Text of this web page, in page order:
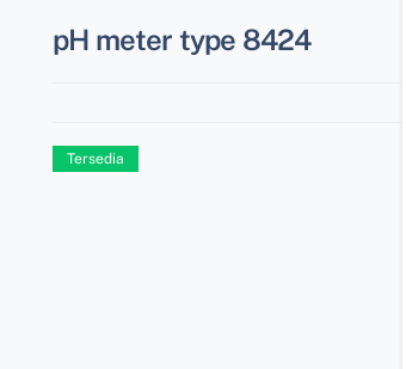
pH meter type 8424
Tersedia